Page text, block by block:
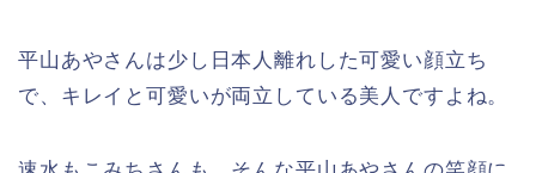
平山あやさんは少し日本人離れした可愛い顔立ち
で、キレイと可愛いが両立している美人ですよね。